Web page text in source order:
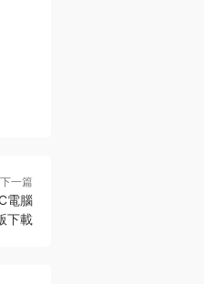
下一篇
電腦
下載